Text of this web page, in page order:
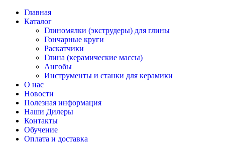
Главная
Каталог
Глиномялки (экструдеры) для глины
Гончарные круги
Раскатчики
Глина (керамические массы)
Ангобы
Инструменты и станки для керамики
О нас
Новости
Полезная информация
Наши Дилеры
Контакты
Обучение
Оплата и доставка